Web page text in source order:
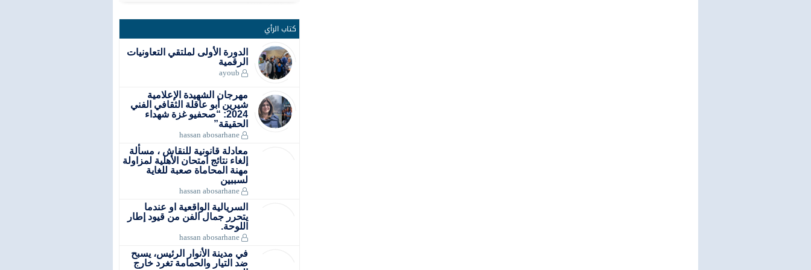
كتاب الرأي
الدورة الأولى لملتقي التعاونيات
الرقمية
ayoub
مهرجان الشهيدة الإعلامية
شيرين أبو عاقلة الثقافي الفني
2024: “صحفيو غزة شهداء
الحقيقة”
hassan abosarhane
معادلة قانونية للنقاش ، مسألة
إلغاء نتائج امتحان الأهلية لمزاولة
مهنة المحاماة صعبة للغاية
لسببين
hassan abosarhane
السريالية الواقعية او عندما
يتحرر جمال الفن من قيود إطار
اللوحة.
hassan abosarhane
في مدينة الأنوار الرئيس، يسبح
ضد التيار والحمامة تغرد خارج